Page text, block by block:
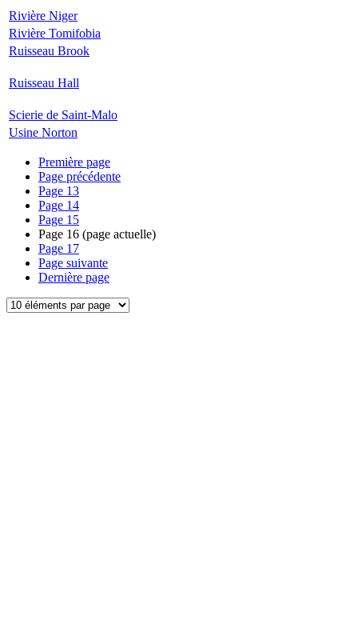
Rivière Niger
Rivière Tomifobia
Ruisseau Brook
Ruisseau Hall
Scierie de Saint-Malo
Usine Norton
Première page
Page précédente
Page 13
Page 14
Page 15
Page 16 (page actuelle)
Page 17
Page suivante
Dernière page